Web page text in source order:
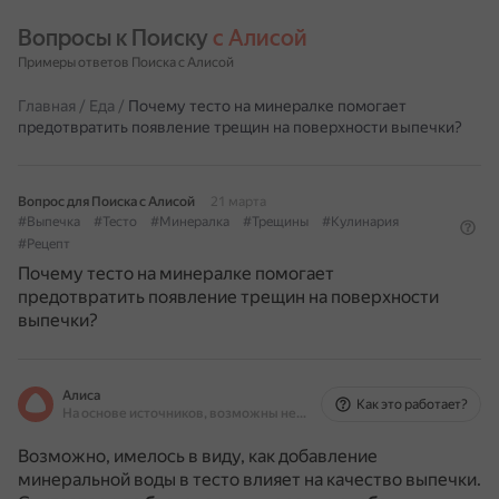
Вопросы к Поиску с Алисой
Примеры ответов Поиска с Алисой
Главная / Еда / Почему тесто на минералке помогает
предотвратить появление трещин на поверхности выпечки?
Вопрос для Поиска с Алисой
21 марта
#Выпечка
#Тесто #Минералка #Трещины
#Кулинария
#Рецепт
Почему тесто на минералке помогает
предотвратить появление трещин на поверхности
выпечки?
Алиса
На основе источников, возможны неточности
Как это работает?
Возможно, имелось в виду, как добавление
минеральной воды в тесто влияет на качество выпечки.